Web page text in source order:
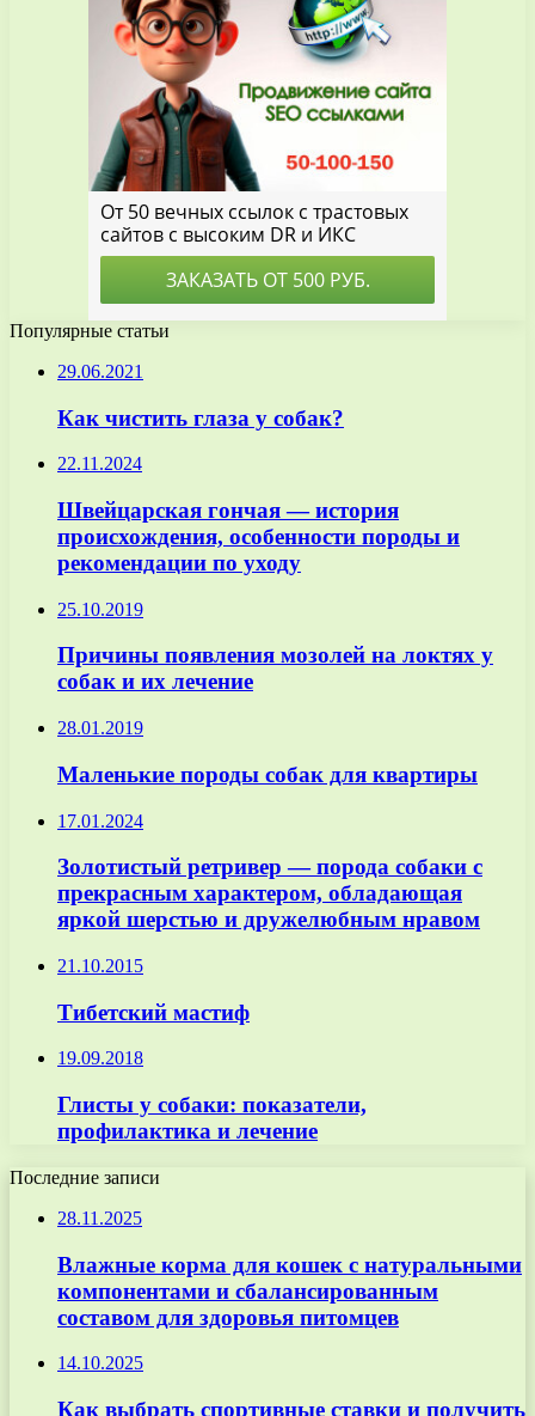
Популярные статьи
29.06.2021
Как чистить глаза у собак?
22.11.2024
Швейцарская гончая — история
происхождения, особенности породы и
рекомендации по уходу
25.10.2019
Причины появления мозолей на локтях у
собак и их лечение
28.01.2019
Маленькие породы собак для квартиры
17.01.2024
Золотистый ретривер — порода собаки с
прекрасным характером, обладающая
яркой шерстью и дружелюбным нравом
21.10.2015
Тибетский мастиф
19.09.2018
Глисты у собаки: показатели,
профилактика и лечение
Последние записи
28.11.2025
Влажные корма для кошек с натуральными
компонентами и сбалансированным
составом для здоровья питомцев
14.10.2025
Как выбрать спортивные ставки и получить